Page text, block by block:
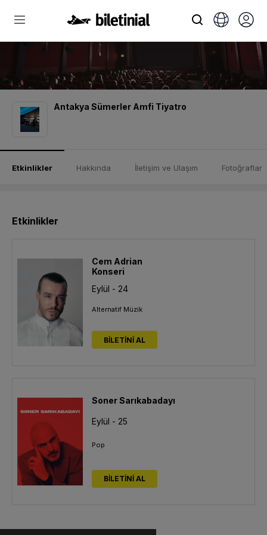
Antakya Sümerler Amfi Tiyatro
Etkinlikler Hakkında İletişim ve Ulaşım Fotoğraflar
Etkinlikler
Cem Adrian
Konseri
Eylül - 24
Alternatif Müzik
BİLETİNİ AL
Soner Sarıkabadayı
Eylül - 25
Pop
BİLETİNİ AL